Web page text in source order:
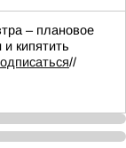
– плановое
кипятить
//